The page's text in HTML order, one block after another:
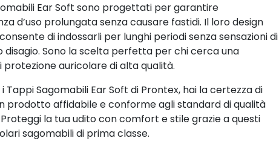
Ear Soft sono progettati per garantire
d’uso prolungata senza causare fastidi. Il loro design
di indossarli per lunghi periodi senza sensazioni di
disagio. Sono la scelta perfetta per chi cerca una
protezione auricolare di alta qualità.
Tappi Sagomabili Ear Soft di Prontex, hai la certezza di
prodotto affidabile e conforme agli standard di qualità
la tua udito con comfort e stile grazie a questi
sagomabili di prima classe.